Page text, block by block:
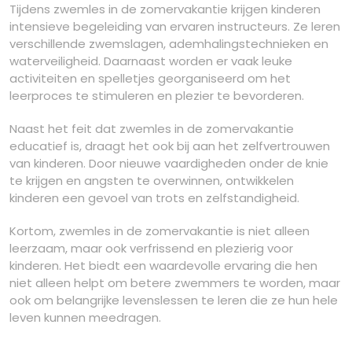
Tijdens zwemles in de zomervakantie krijgen kinderen
intensieve begeleiding van ervaren instructeurs. Ze leren
verschillende zwemslagen, ademhalingstechnieken en
waterveiligheid. Daarnaast worden er vaak leuke
activiteiten en spelletjes georganiseerd om het
leerproces te stimuleren en plezier te bevorderen.
Naast het feit dat zwemles in de zomervakantie
educatief is, draagt het ook bij aan het zelfvertrouwen
van kinderen. Door nieuwe vaardigheden onder de knie
te krijgen en angsten te overwinnen, ontwikkelen
kinderen een gevoel van trots en zelfstandigheid.
Kortom, zwemles in de zomervakantie is niet alleen
leerzaam, maar ook verfrissend en plezierig voor
kinderen. Het biedt een waardevolle ervaring die hen
niet alleen helpt om betere zwemmers te worden, maar
ook om belangrijke levenslessen te leren die ze hun hele
leven kunnen meedragen.